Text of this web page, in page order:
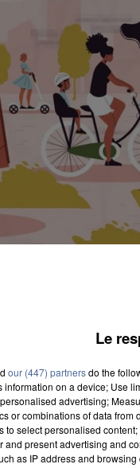
concertation
». La
à cette
Le
our (447) partnersdo the
information on a device; Use
advertising;
or combinations of data
to select personalised
and present advertising and
as IP address and